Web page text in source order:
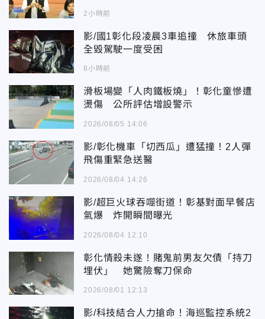
2小時前
影/國1彰化段凌晨3車追撞 休旅車頭
全毀駕駛一度受困
8小時前
滑板場變「人肉鐵板燒」！彰化童慘遭
燙傷 公所評估增設警示
2026/08/05 14:06
影/彰化機車「切西瓜」遭猛撞！2人彈
飛傷重緊急送醫
2026/08/04 14:26
影/超巨火球吞噬街道！彰基對面早餐店
氣爆 炸開瞬間曝光
2026/08/04 12:10
彰化情殺未遂！賭鬼前男友欠債「持刀
埋伏」 她驚險奪刀保命
2026/08/01 12:13
影/科技結合人力搶命！海巡監控系統2